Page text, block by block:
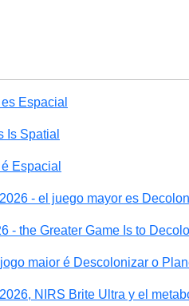
Espacial
Is Spatial
Espacial
- el juego mayor es
- the Greater Game Is to
maior é Descolonizar o
NIRS Brite Ultra y el